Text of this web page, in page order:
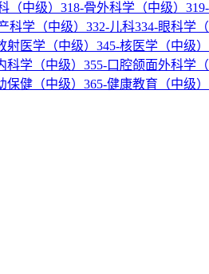
（中级） 318-骨外科学（中级）
科学（中级） 332-儿科334-眼科学（
射医学（中级） 345-核医学（中级）
科学（中级） 355-口腔颌面外科学（
保健（中级） 365-健康教育（中级）